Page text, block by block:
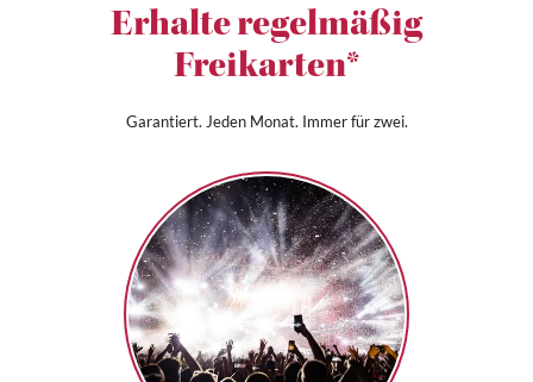
Erhalte regelmäßig
Freikarten*
Garantiert. Jeden Monat. Immer für zwei.